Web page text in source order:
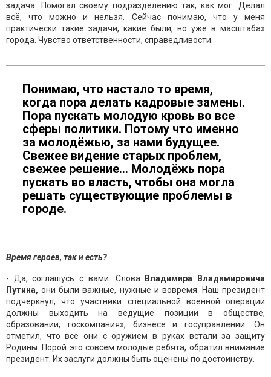
задача. Помогал своему подразделению так, как мог. Делал
всё, что можно и нельзя. Сейчас понимаю, что у меня
практически такие задачи, какие были, но уже в масштабах
города. Чувство ответственности, справедливости.
Понимаю, что настало то время,
когда пора делать кадровые замены.
Пора пускать молодую кровь во все
сферы политики. Потому что именно
за молодёжью, за нами будущее.
Свежее видение старых проблем,
свежее решение… Молодёжь пора
пускать во власть, чтобы она могла
решать существующие проблемы в
городе.
Время героев, так и есть?
- Да, соглашусь с вами. Слова
Владимира Владимировича
Путина, они были важные, нужные и вовремя. Наш президент
подчеркнул, что участники специальной военной операции
должны выходить на ведущие позиции в обществе,
образовании, госкомпаниях, бизнесе и госуправлении. Он
отметил, что все они с оружием в руках встали за защиту
Родины. Порой это совсем молодые ребята, обратил внимание
президент. Их заслуги должны быть оценены по достоинству.